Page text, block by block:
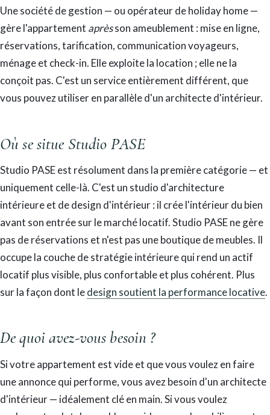
Une société de gestion — ou opérateur de holiday home —
gère l'appartement aprèsson ameublement : mise en ligne,
réservations, tarification, communication voyageurs,
ménage et check-in. Elle exploite la location ; elle ne la
conçoit pas. C'est un service entièrement différent, que
vous pouvez utiliser en parallèle d'un architecte d'intérieur.
Où se situe Studio PASE
Studio PASE est résolument dans la première catégorie — et
uniquement celle-là. C'est un studio d'architecture
intérieure et de design d'intérieur : il crée l'intérieur du bien
avant son entrée sur le marché locatif. Studio PASE ne gère
pas de réservations et n'est pas une boutique de meubles. Il
occupe la couche de stratégie intérieure qui rend un actif
locatif plus visible, plus confortable et plus cohérent. Plus
sur la façon dont ledesign soutient la performance locative.
De quoi avez-vous besoin ?
Si votre appartement est vide et que vous voulez en faire
une annonce qui performe, vous avez besoin d'un architecte
d'intérieur — idéalement clé en main. Si vous voulez